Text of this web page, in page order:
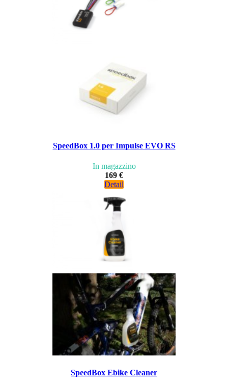
SpeedBox 1.0 per Impulse EVO RS
In magazzino
169 €
Detail
SpeedBox Ebike Cleaner